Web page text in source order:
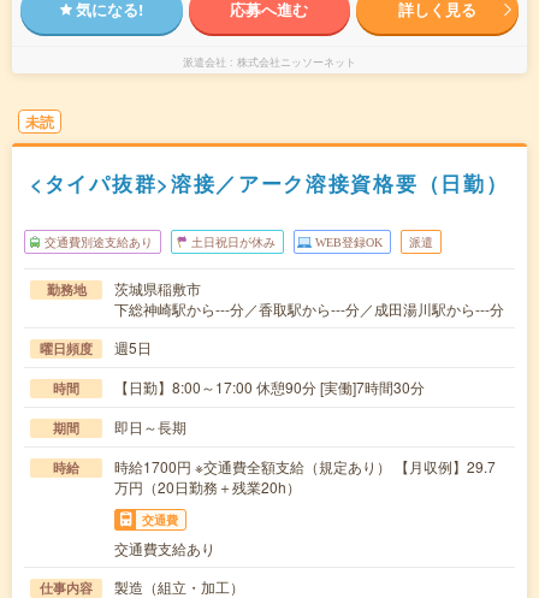
気になる! 応募へ進む 詳しく見る
派遣会社 株式会社ニッソーネット
未読
<タイパ抜群>溶接／アーク溶接資格要（日勤）
交通費別途支給あり 土日祝日が休み WEB登録OK 派遣
勤務地
茨城県稲敷市
下総神崎駅から---分／香取駅から---分／成田湯川駅から---分
曜日頻度 週5日
時間 【日勤】8:00～17:00 休憩90分 [実働]7時間30分
期間 即日～長期
時給
時給1700円 ※交通費全額支給（規定あり） 【月収例】29.7
万円（20日勤務＋残業20h）
交通費
交通費支給あり
仕事内容
製造（組立・加工）